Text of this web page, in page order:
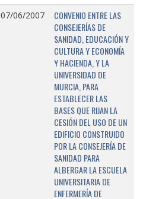
07/06/2007
CONVENIO ENTRE LAS
CONSEJERÍAS DE
SANIDAD, EDUCACIÓN Y
CULTURA Y ECONOMÍA
Y HACIENDA, Y LA
UNIVERSIDAD DE
MURCIA, PARA
ESTABLECER LAS
BASES QUE RIJAN LA
CESIÓN DEL USO DE UN
EDIFICIO CONSTRUIDO
POR LA CONSEJERÍA DE
SANIDAD PARA
ALBERGAR LA ESCUELA
UNIVERSITARIA DE
ENFERMERÍA DE